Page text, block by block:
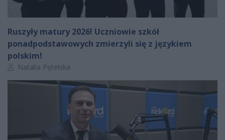
Ruszyły matury 2026! Uczniowie szkół
ponadpodstawowych zmierzyli się z językiem
polskim!
Autor artykułu:
Natalia Pętelska